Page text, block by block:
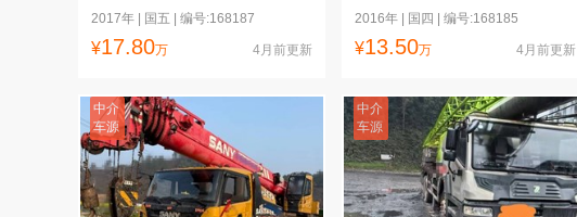
2017年 | 国五 | 编号:168187
¥17.80万 4月前更新
2016年 | 国四 | 编号:168185
¥13.50万 4月前更新
中介
车源
中介
车源